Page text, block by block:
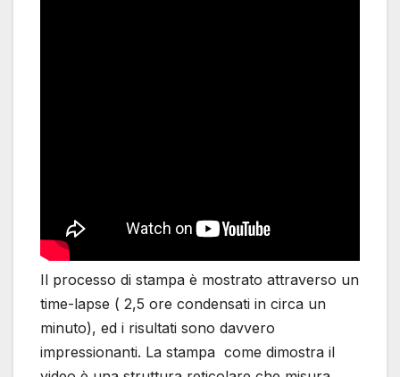
Il processo di stampa è mostrato attraverso un
time-lapse ( 2,5 ore condensati in circa un
minuto), ed i risultati sono davvero
impressionanti. La stampa come dimostra il